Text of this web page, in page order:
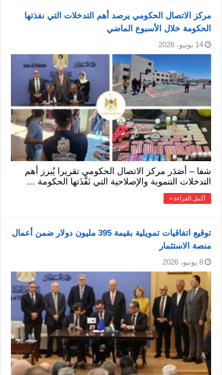
مركز الاتصال الحكومي يرصد أهم التدخلات التي نفذتها
الحكومة خلال الأسبوع الماضي
14 يونيو، 2026
شفا – أصَدَر مركز الاتصال الحكومي تقريرا يُبرز أهم
التدخلات التنموية والإصلاحية التي نَفَّذَتها الحكومة …
أكمل القراءة »
توقيع اتفاقيات تمويلية بقيمة 395 مليون دولار ضمن أعمال
منصة الاستثمار
8 يونيو، 2026